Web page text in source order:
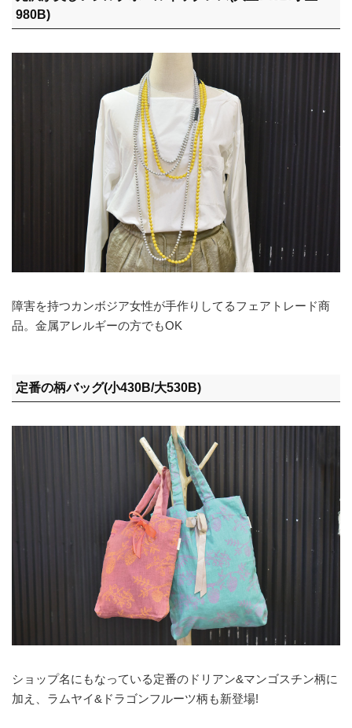
980B)
障害を持つカンボジア女性が手作りしてるフェアトレード商
品。金属アレルギーの方でもOK
定番の柄バッグ(小430B/大530B)
ショップ名にもなっている定番のドリアン&マンゴスチン柄に
加え、ラムヤイ&ドラゴンフルーツ柄も新登場!